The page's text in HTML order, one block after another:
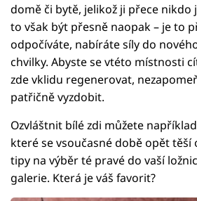
domě či bytě, jelikož ji přece nikdo
to však být přesně naopak – je to
odpočíváte, nabíráte síly do
chvilky. Abyste se vtéto místnosti
zde vklidu regenerovat,
patřičně vyzdobit.
Ozvláštnit bílé zdi můžete
které se vsoučasné době opět těší
tipy na výběr té pravé do vaší
galerie. Která je váš favorit?